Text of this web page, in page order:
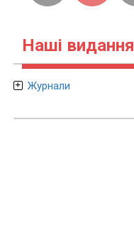
Наші видання
Журнали